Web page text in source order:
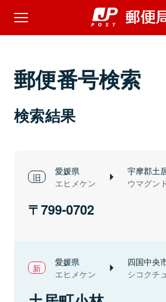
郵便番号検索
検索結果
愛媛県
エヒメケン
宇摩郡土
ウマグン
799-0702
愛媛県
エヒメケン
四国中央
シコクチ